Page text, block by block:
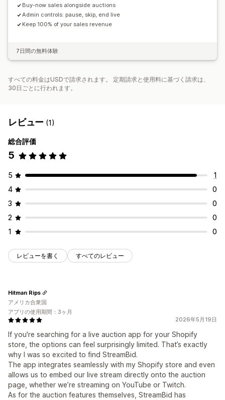
Buy-now sales alongside auctions
Admin controls: pause, skip, end live
Keep 100% of your sales revenue
7日間の無料体験
すべての料金はUSDで請求されます。 定期請求と使用料に基づく請求は、
30日ごとに行われます。
レビュー (1)
総合評価
5
5
1
4
0
3
0
2
0
1
0
レビューを書く すべてのレビュー
2026年5月19日
If you're searching for a live auction app for your Shopify
store, the options can feel surprisingly limited. That’s exactly
why I was so excited to find StreamBid.
The app integrates seamlessly with my Shopify store and even
allows us to embed our live stream directly onto the auction
page, whether we’re streaming on YouTube or Twitch.
As for the auction features themselves, StreamBid has
Hitman Rips
アメリカ合衆国
アプリの使用期間：3ヶ月